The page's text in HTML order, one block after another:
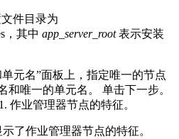
件目录为
，其中 app_server_root表示安装
元名”面板上，指定唯一的节点
和唯一的单元名。 单击下一步。
作业管理器节点的特征。
了作业管理器节点的特征。